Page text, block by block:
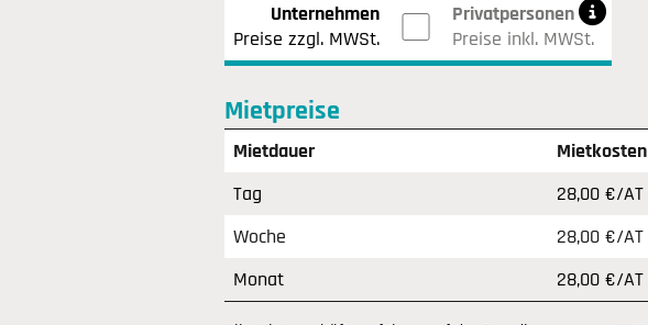
Unternehmen
Preise zzgl. MWSt.
Privatpersonen
Preise inkl. MWSt.
Mietpreise
Mietdauer
Mietkosten
Tag
28,00 €/AT
Woche
28,00 €/AT
Monat
28,00 €/AT